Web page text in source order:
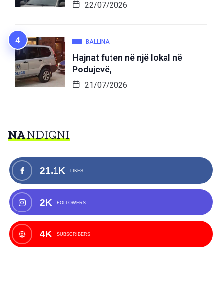
22/07/2026
BALLINA
Hajnat futen në një lokal në
Podujevë,
21/07/2026
NANDIQNI
21.1K LIKES
2K FOLLOWERS
4K SUBSCRIBERS